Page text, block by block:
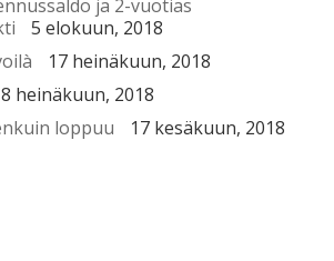
ja 2-vuotias
5 elokuun, 2018
17 heinäkuun, 2018
8 heinäkuun, 2018
loppuu
17 kesäkuun, 2018